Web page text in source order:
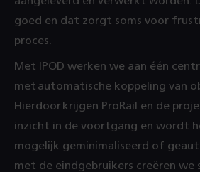
goed en dat zorgt soms voor
proces.
Met IPOD werken we aan één
met automatische koppeling van
Hierdoor krijgen ProRail en de
inzicht in de voortgang en wordt
mogelijk geminimaliseerd of
met de eindgebruikers creëren we